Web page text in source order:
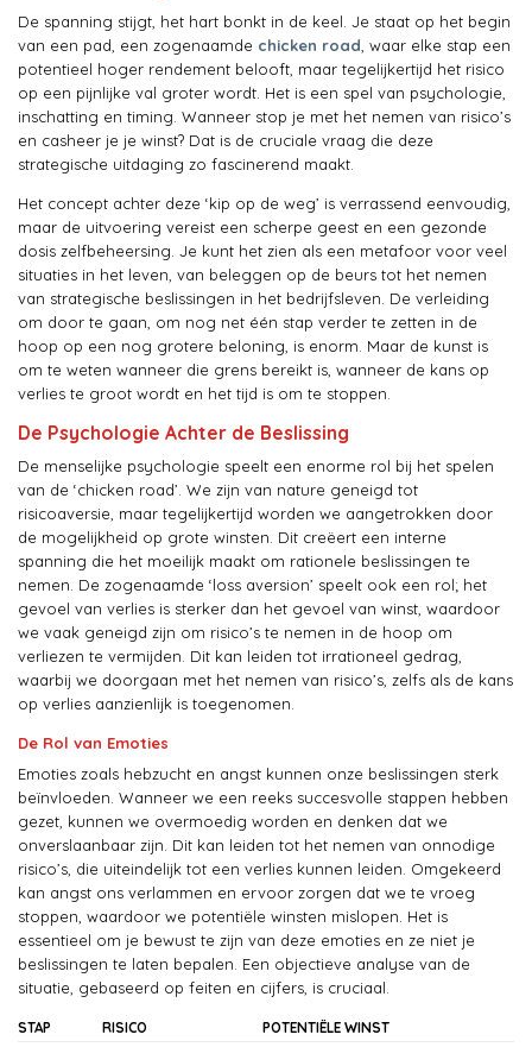
De spanning stijgt, het hart bonkt in de keel. Je staat op het begin
van een pad, een zogenaamde chicken road , waar elke stap een
potentieel hoger rendement belooft, maar tegelijkertijd het risico
op een pijnlijke val groter wordt. Het is een spel van psychologie,
inschatting en timing. Wanneer stop je met het nemen van risico’s
en casheer je je winst? Dat is de cruciale vraag die deze
strategische uitdaging zo fascinerend maakt.
Het concept achter deze ‘kip op de weg’ is verrassend eenvoudig,
maar de uitvoering vereist een scherpe geest en een gezonde
dosis zelfbeheersing. Je kunt het zien als een metafoor voor veel
situaties in het leven, van beleggen op de beurs tot het nemen
van strategische beslissingen in het bedrijfsleven. De verleiding
om door te gaan, om nog net één stap verder te zetten in de
hoop op een nog grotere beloning, is enorm. Maar de kunst is
om te weten wanneer die grens bereikt is, wanneer de kans op
verlies te groot wordt en het tijd is om te stoppen.
De Psychologie Achter de Beslissing
De menselijke psychologie speelt een enorme rol bij het spelen
van de ‘chicken road’. We zijn van nature geneigd tot
risicoaversie, maar tegelijkertijd worden we aangetrokken door
de mogelijkheid op grote winsten. Dit creëert een interne
spanning die het moeilijk maakt om rationele beslissingen te
nemen. De zogenaamde ‘loss aversion’ speelt ook een rol; het
gevoel van verlies is sterker dan het gevoel van winst, waardoor
we vaak geneigd zijn om risico’s te nemen in de hoop om
verliezen te vermijden. Dit kan leiden tot irrationeel gedrag,
waarbij we doorgaan met het nemen van risico’s, zelfs als de kans
op verlies aanzienlijk is toegenomen.
De Rol van Emoties
Emoties zoals hebzucht en angst kunnen onze beslissingen sterk
beïnvloeden. Wanneer we een reeks succesvolle stappen hebben
gezet, kunnen we overmoedig worden en denken dat we
onverslaanbaar zijn. Dit kan leiden tot het nemen van onnodige
risico’s, die uiteindelijk tot een verlies kunnen leiden. Omgekeerd
kan angst ons verlammen en ervoor zorgen dat we te vroeg
stoppen, waardoor we potentiële winsten mislopen. Het is
essentieel om je bewust te zijn van deze emoties en ze niet je
beslissingen te laten bepalen. Een objectieve analyse van de
situatie, gebaseerd op feiten en cijfers, is cruciaal.
STAP RISICO
POTENTIËLE WINST